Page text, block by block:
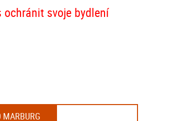
svoje bydlení